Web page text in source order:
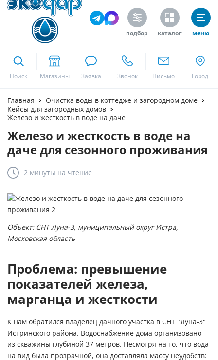
подбор каталог меню
Поиск
Москва
Главная
Очистка воды в коттедже и загородном доме
Кейсы для загородных домов
Железо и жесткость в воде на даче
Железо и жесткость в воде на
даче для сезонного проживания
2 минуты на чтение
Объект: СНТ Луна-3, муниципальный округ Истра,
Московская область
Проблема: превышение
показателей железа,
марганца и жесткости
К нам обратился владелец дачного участка в СНТ "Луна-3"
Истринского района. Водоснабжение дома организовано
из скважины глубиной 37 метров. Несмотря на то, что вода
на вид была прозрачной, она доставляла массу неудобств: